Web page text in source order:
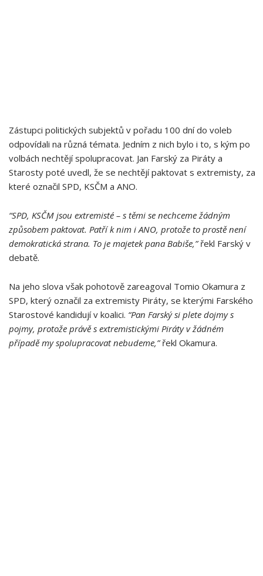
Zástupci politických subjektů v pořadu 100 dní do voleb
odpovídali na různá témata. Jedním z nich bylo i to, s kým po
volbách nechtějí spolupracovat. Jan Farský za Piráty a
Starosty poté uvedl, že se nechtějí paktovat s extremisty, za
které označil SPD, KSČM a ANO.
“SPD, KSČM jsou extremisté – s těmi se nechceme žádným
způsobem paktovat. Patří k nim i ANO, protože to prostě není
demokratická strana. To je majetek pana Babiše,”řekl Farský v
debatě.
Na jeho slova však pohotově zareagoval Tomio Okamura z
SPD, který označil za extremisty Piráty, se kterými Farského
Starostové kandidují v koalici. “Pan Farský si plete dojmy s
pojmy, protože právě s extremistickými Piráty v žádném
případě my spolupracovat nebudeme,”řekl Okamura.